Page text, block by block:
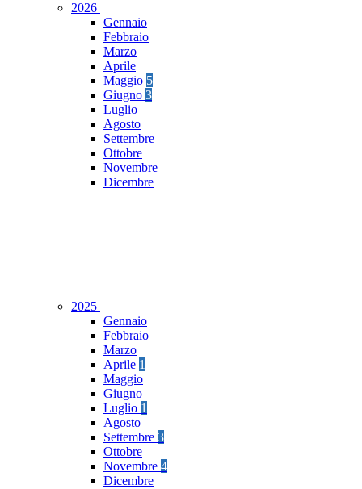
2026
Gennaio
Febbraio
Marzo
Aprile
Maggio 5
Giugno 3
Luglio
Agosto
Settembre
Ottobre
Novembre
Dicembre
2025
Gennaio
Febbraio
Marzo
Aprile 1
Maggio
Giugno
Luglio 1
Agosto
Settembre 3
Ottobre
Novembre 4
Dicembre